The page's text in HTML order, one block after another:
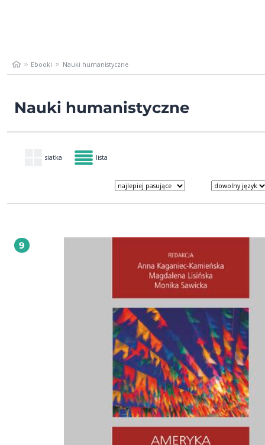
Ebooki Nauki humanistyczne
Nauki humanistyczne
siatka lista
9